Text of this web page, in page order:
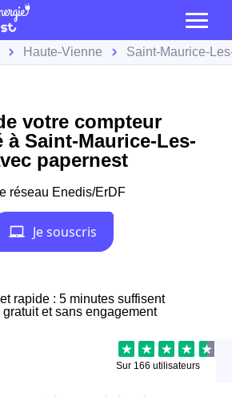
Haute-Vienne Saint-Maurice-